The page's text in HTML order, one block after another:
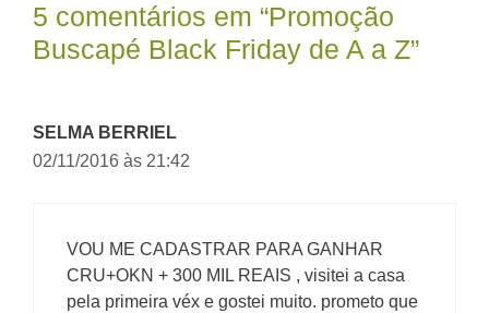
5 comentários em “Promoção
Buscapé Black Friday de A a Z”
SELMA BERRIEL
02/11/2016 às 21:42
VOU ME CADASTRAR PARA GANHAR
CRU+OKN + 300 MIL REAIS , visitei a casa
pela primeira véx e gostei muito. prometo que